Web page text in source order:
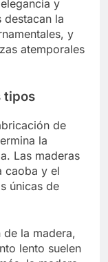
y
destacan la
y
atemporales
tipos
de
la
Las maderas
caoba y el
únicas de
la madera,
lento suelen